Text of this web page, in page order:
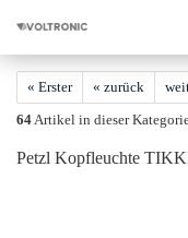
« Erster « zurück
64Artikel in dieser
Petzl Kopfleuchte